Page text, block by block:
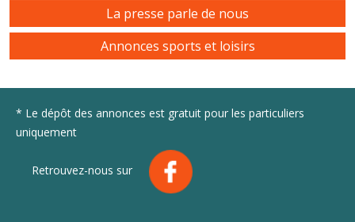
La presse parle de nous
Annonces sports et loisirs
* Le dépôt des annonces est gratuit pour les particuliers
uniquement
Retrouvez-nous sur